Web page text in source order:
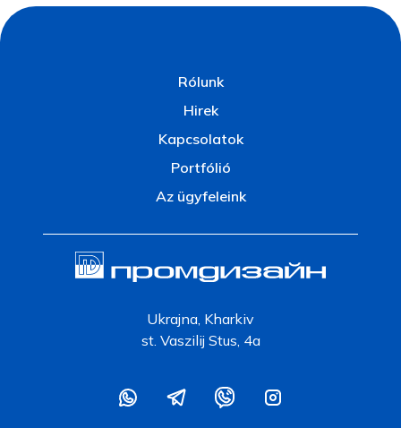
Rólunk
Hirek
Kapcsolatok
Portfólió
Az ügyfeleink
Ukrajna, Kharkiv
st. Vaszilij Stus, 4a